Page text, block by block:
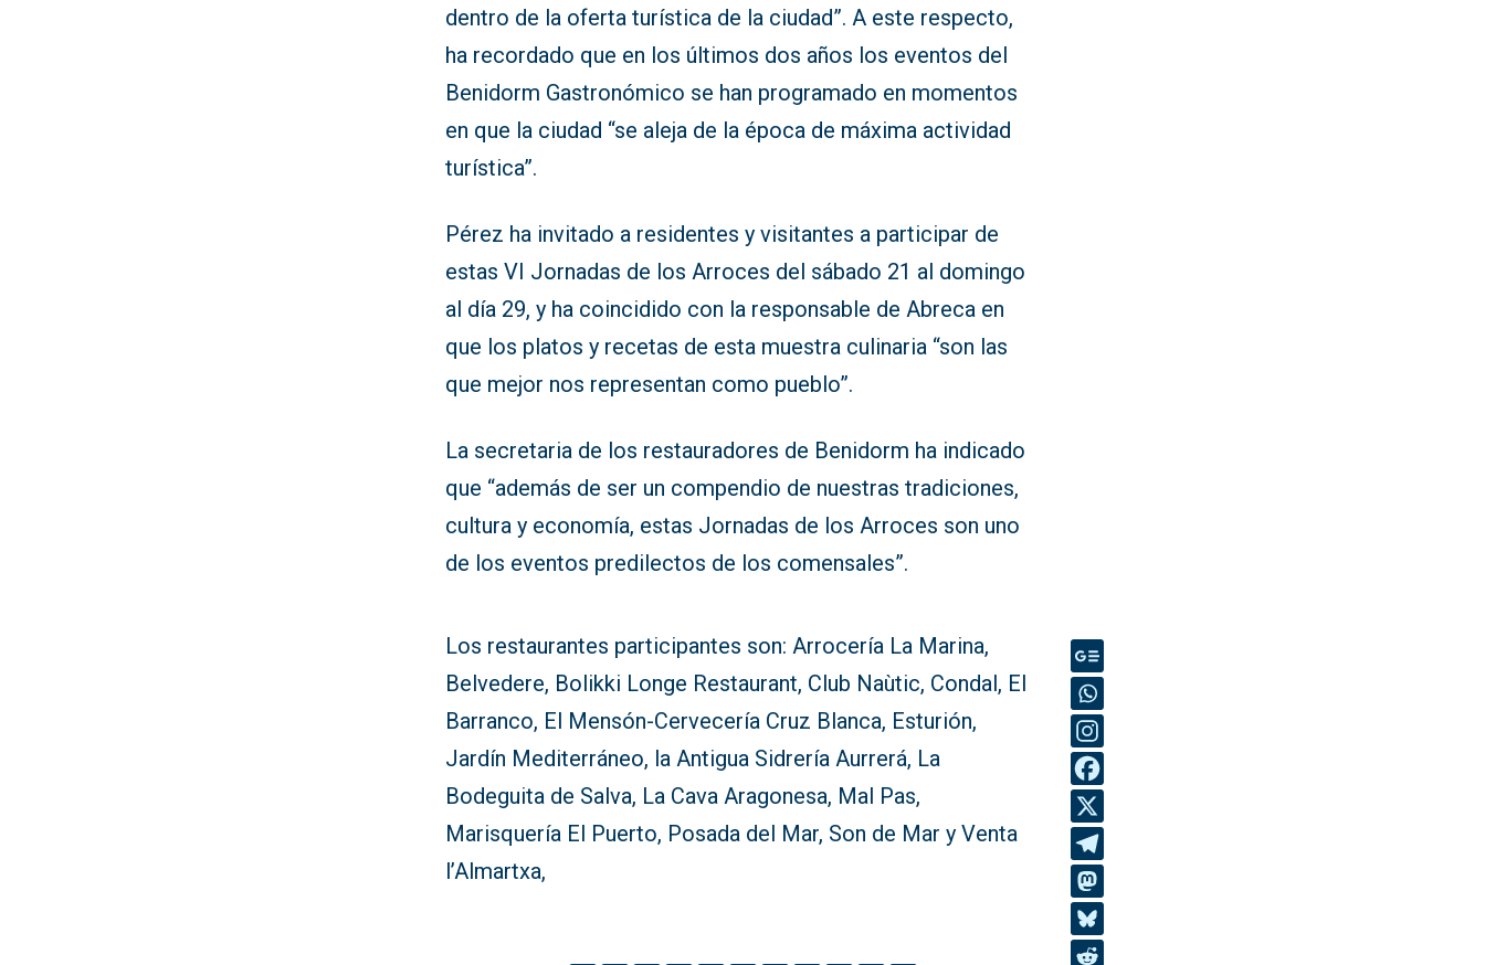
dentro de la oferta turística de la ciudad”. A este respecto,
ha recordado que en los últimos dos años los eventos del
Benidorm Gastronómico se han programado en momentos
en que la ciudad “se aleja de la época de máxima actividad
turística”.
Pérez ha invitado a residentes y visitantes a participar de
estas VI Jornadas de los Arroces del sábado 21 al domingo
al día 29, y ha coincidido con la responsable de Abreca en
que los platos y recetas de esta muestra culinaria “son las
que mejor nos representan como pueblo”.
La secretaria de los restauradores de Benidorm ha indicado
que “además de ser un compendio de nuestras tradiciones,
cultura y economía, estas Jornadas de los Arroces son uno
de los eventos predilectos de los comensales”.
Los restaurantes participantes son: Arrocería La Marina,
Belvedere, Bolikki Longe Restaurant, Club Naùtic, Condal, El
Barranco, El Mensón-Cervecería Cruz Blanca, Esturión,
Jardín Mediterráneo, la Antigua Sidrería Aurrerá, La
Bodeguita de Salva, La Cava Aragonesa, Mal Pas,
Marisquería El Puerto, Posada del Mar, Son de Mar y Venta
l’Almartxa,